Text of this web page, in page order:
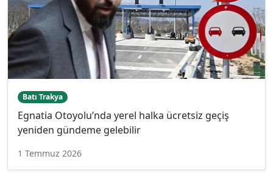
Batı Trakya
Egnatia Otoyolu’nda yerel halka ücretsiz geçiş
yeniden gündeme gelebilir
1 Temmuz 2026